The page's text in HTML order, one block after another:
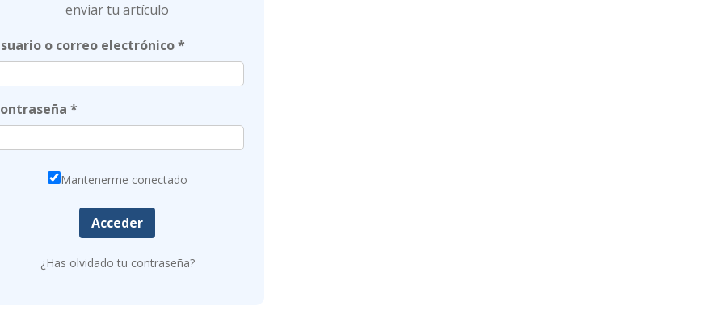
enviar tu artículo
o correo electrónico *
*
Mantenerme conectado
Acceder
¿Has olvidado tu contraseña?